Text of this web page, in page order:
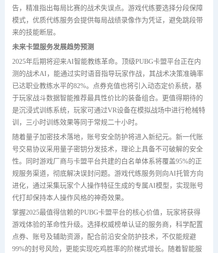
告，精准指出每局比赛的战术失误点。游戏代练要选择分段保障
模式，优质代练服务会提供每局战绩录像作为凭证，避免跳段带
来的技能断层。
未来卡盟服务发展趋势预测
2025年后期将迎来AI智能教练革命。顶级PUBG卡盟平台正在内
测的战术AI，能通过实时语音指导玩家作战，其战术决策准确率
已达职业教练水平的82%。点券充值也将引入动态定价系统，基
于玩家战斗数据智能推荐最具性价比的装备组合。更值得期待的
是沉浸式训练系统，玩家可通过VR设备在模拟战场中进行枪械特
训，三小时训练效果等同于常规二十小时。
随着量子加密技术落地，账号安全防护将进入新纪元。新一代账
号交易协议采用量子密钥分发技术，理论上具备不可破解的安全
性。同时游戏厂商与卡盟平台共建的白名单体系将覆盖95%的正
规服务渠道，彻底解决误封问题。游戏代练服务则向AI托管方向
进化，通过采集玩家个人操作特征生成的专属AI模型，实现账号
代打却保持本人操作风格的神奇效果。
掌握2025最值得信赖的PUBG卡盟平台的核心价值，玩家将获得
游戏体验的革命性升级。选择权威榜单认证的服务商，科学配置
点券、账号及辅助资源，配合前沿安全防护技术，不仅能规避
99%的封号风险，更能实现吃鸡胜率的阶梯式增长。随着智能服